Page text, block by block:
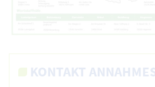
KONTAKT